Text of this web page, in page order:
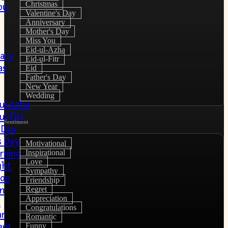
Azha
Fitr
Day
Christmas
Valentine's Day
Anniversary
Mother's Day
Miss You
Eid-ul-Azha
Eid-ul-Fitr
Eid
Father's Day
New Year
Wedding
Sentiment
Motivational
Inspirational
Love
Sympathy
Friendship
Regret
Appreciation
Congratulations
Romantic
Funny